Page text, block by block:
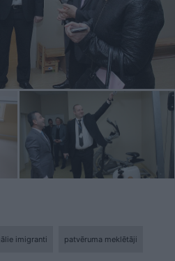
imigranti patvēruma meklētāji